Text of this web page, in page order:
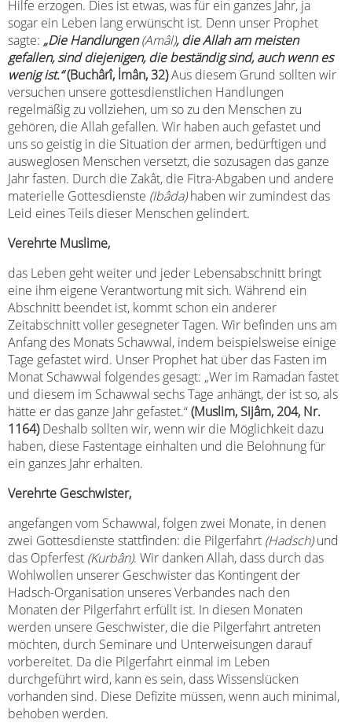
Hilfe erzogen. Dies ist etwas, was für ein ganzes Jahr, ja
sogar ein Leben lang erwünscht ist. Denn unser Prophet
sagte: „Die Handlungen(Amâl), die Allah am meisten
gefallen, sind diejenigen, die beständig sind, auch wenn es
wenig ist.“(Buchârî, İmân, 32)Aus diesem Grund sollten wir
versuchen unsere gottesdienstlichen Handlungen
regelmäßig zu vollziehen, um so zu den Menschen zu
gehören, die Allah gefallen. Wir haben auch gefastet und
uns so geistig in die Situation der armen, bedürftigen und
ausweglosen Menschen versetzt, die sozusagen das ganze
Jahr fasten. Durch die Zakât, die Fitra-Abgaben und andere
materielle Gottesdienste (Ibâda)haben wir zumindest das
Leid eines Teils dieser Menschen gelindert.
Verehrte Muslime,
das Leben geht weiter und jeder Lebensabschnitt bringt
eine ihm eigene Verantwortung mit sich. Während ein
Abschnitt beendet ist, kommt schon ein anderer
Zeitabschnitt voller gesegneter Tagen. Wir befinden uns am
Anfang des Monats Schawwal, indem beispielsweise einige
Tage gefastet wird. Unser Prophet hat über das Fasten im
Monat Schawwal folgendes gesagt: „Wer im Ramadan fastet
und diesem im Schawwal sechs Tage anhängt, der ist so, als
hätte er das ganze Jahr gefastet.“(Muslim, Sijâm, 204, Nr.
1164)Deshalb sollten wir, wenn wir die Möglichkeit dazu
haben, diese Fastentage einhalten und die Belohnung für
ein ganzes Jahr erhalten.
Verehrte Geschwister,
angefangen vom Schawwal, folgen zwei Monate, in denen
zwei Gottesdienste stattfinden: die Pilgerfahrt (Hadsch)und
das Opferfest (Kurbân). Wir danken Allah, dass durch das
Wohlwollen unserer Geschwister das Kontingent der
Hadsch-Organisation unseres Verbandes nach den
Monaten der Pilgerfahrt erfüllt ist. In diesen Monaten
werden unsere Geschwister, die die Pilgerfahrt antreten
möchten, durch Seminare und Unterweisungen darauf
vorbereitet. Da die Pilgerfahrt einmal im Leben
durchgeführt wird, kann es sein, dass Wissenslücken
vorhanden sind. Diese Defizite müssen, wenn auch minimal,
behoben werden.